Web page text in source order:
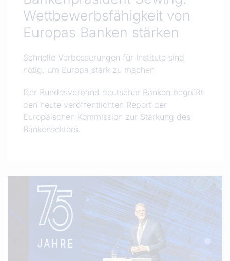
Wettbewerbsfähigkeit von
Europas Banken stärken
Schnelle Verbesserungen für Institute sind
nötig, um Europa stark zu machen
Der Bundesverband deutscher Banken begrüßt
den heute veröffentlichten Report der
Europäischen Kommission zur Stärkung des
Bankensektors.